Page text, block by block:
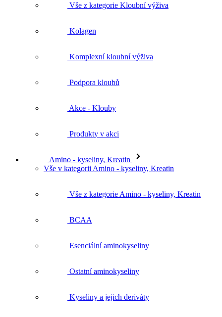
Vše z kategorie Kloubní výživa
Kolagen
Komplexní kloubní výživa
Podpora kloubů
Akce - Klouby
Produkty v akci
Amino - kyseliny, Kreatin
Vše v kategorii Amino - kyseliny, Kreatin
Vše z kategorie Amino - kyseliny, Kreatin
BCAA
Esenciální aminokyseliny
Ostatní aminokyseliny
Kyseliny a jejich deriváty